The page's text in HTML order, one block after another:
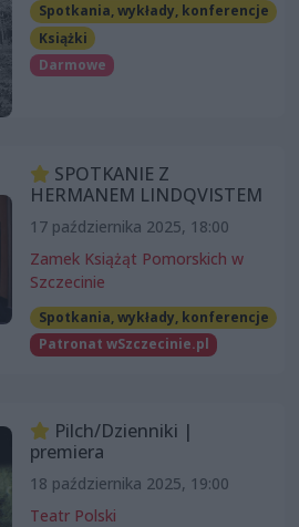
Spotkania, wykłady, konferencje
Książki
Darmowe
SPOTKANIE Z
HERMANEM LINDQVISTEM
17 października 2025, 18:00
Zamek Książąt Pomorskich w
Szczecinie
Spotkania, wykłady, konferencje
Patronat wSzczecinie.pl
Pilch/Dzienniki |
premiera
18 października 2025, 19:00
Teatr Polski